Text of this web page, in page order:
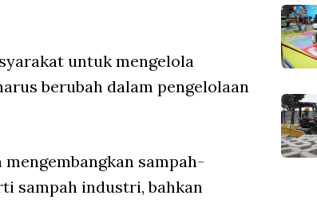
untuk mengelola
berubah dalam pengelolaan
sampah-
sampah industri, bahkan